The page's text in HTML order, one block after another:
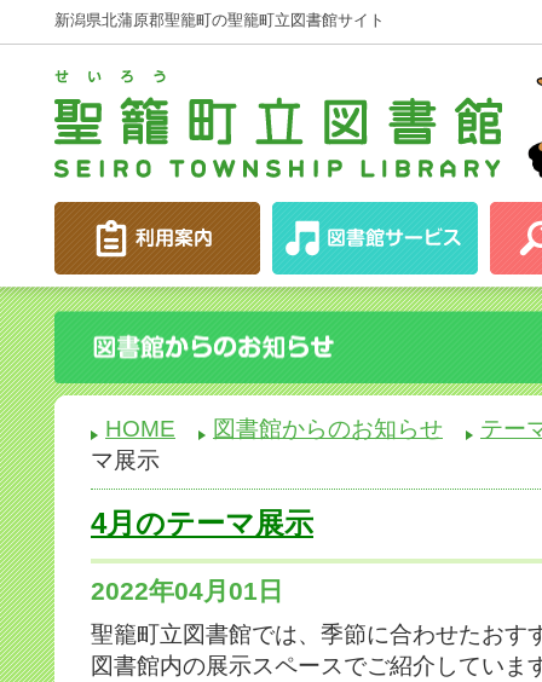
新潟県北蒲原郡聖籠町の聖籠町立図書館サイト
HOME 図書館からのお知らせ
テー
マ展示
4月のテーマ展示
2022年04月01日
聖籠町立図書館では、季節に合わせたおす
図書館内の展示スペースでご紹介していま